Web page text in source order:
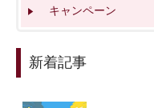
キャンペーン
新着記事